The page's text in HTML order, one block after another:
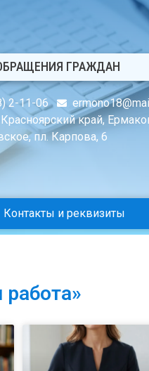
ГРАЖДАН
2-11-06
край,
пл. Карпова, 6
Контакты и реквизиты